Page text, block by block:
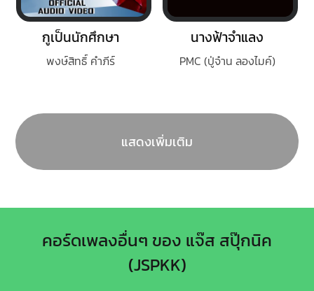
กูเป็นนักศึกษา
พงษ์สิทธิ์ คำภีร์
นางฟ้าจำแลง
PMC (ปู่จ๋าน ลองไมค์)
แสดงเพิ่มเติม
คอร์ดเพลงอื่นๆ ของ แจ๊ส สปุ๊กนิค
(JSPKK)